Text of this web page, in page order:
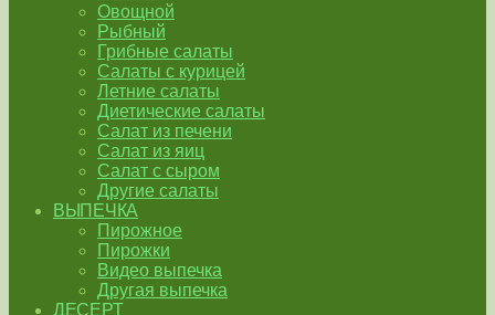
Овощной
Рыбный
Грибные салаты
Салаты с курицей
Летние салаты
Диетические салаты
Салат из печени
Салат из яиц
Салат с сыром
Другие салаты
ВЫПЕЧКА
Пирожное
Пирожки
Видео выпечка
Другая выпечка
ДЕСЕРТ